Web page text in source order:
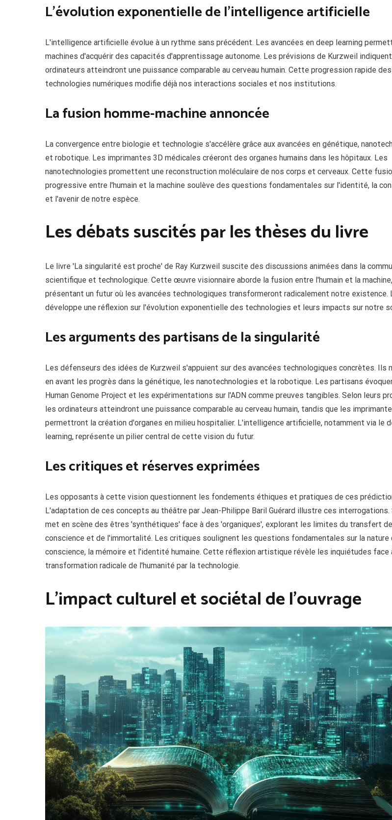
L'évolution exponentielle de l'intelligence artificielle
L'intelligence artificielle évolue à un rythme sans précédent. Les avancées en deep learning
machines d'acquérir des capacités d'apprentissage autonome. Les prévisions de Kurzweil
ordinateurs atteindront une puissance comparable au cerveau humain. Cette progression rapide des
technologies numériques modifie déjà nos interactions sociales et nos institutions.
La fusion homme-machine annoncée
La convergence entre biologie et technologie s'accélère grâce aux avancées en génétique,
et robotique. Les imprimantes 3D médicales créeront des organes humains dans les hôpitaux. Les
nanotechnologies promettent une reconstruction moléculaire de nos corps et cerveaux. Cette
progressive entre l'humain et la machine soulève des questions fondamentales sur l'identité, la
et l'avenir de notre espèce.
Les débats suscités par les thèses du livre
Le livre 'La singularité est proche' de Ray Kurzweil suscite des discussions animées dans la
scientifique et technologique. Cette œuvre visionnaire aborde la fusion entre l'humain et la machine,
présentant un futur où les avancées technologiques transformeront radicalement notre existence.
développe une réflexion sur l'évolution exponentielle des technologies et leurs impacts sur notre
Les arguments des partisans de la singularité
Les défenseurs des idées de Kurzweil s'appuient sur des avancées technologiques concrètes. Ils
en avant les progrès dans la génétique, les nanotechnologies et la robotique. Les partisans
Human Genome Project et les expérimentations sur l'ADN comme preuves tangibles. Selon leurs
les ordinateurs atteindront une puissance comparable au cerveau humain, tandis que les
permettront la création d'organes en milieu hospitalier. L'intelligence artificielle, notamment via le
learning, représente un pilier central de cette vision du futur.
Les critiques et réserves exprimées
Les opposants à cette vision questionnent les fondements éthiques et pratiques de ces
L'adaptation de ces concepts au théâtre par Jean-Philippe Baril Guérard illustre ces interrogations.
met en scène des êtres 'synthétiques' face à des 'organiques', explorant les limites du transfert de
conscience et de l'immortalité. Les critiques soulignent les questions fondamentales sur la nature
conscience, la mémoire et l'identité humaine. Cette réflexion artistique révèle les inquiétudes face
transformation radicale de l'humanité par la technologie.
L'impact culturel et sociétal de l'ouvrage